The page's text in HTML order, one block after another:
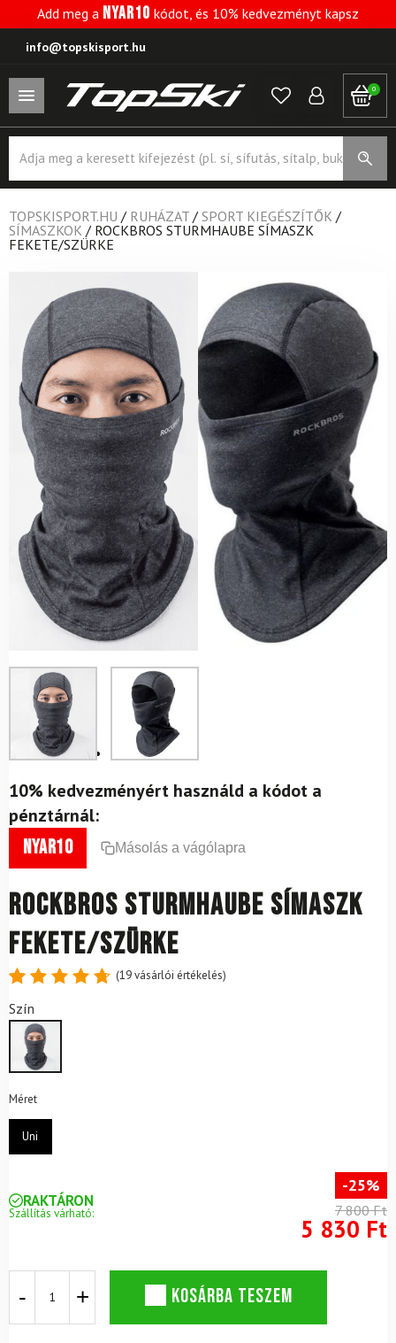
Add meg a NYAR10 kódot, és 10% kedvezményt kapsz
info@topskisport.hu
0
search
TOPSKISPORT.HU / RUHÁZAT / SPORT KIEGÉSZÍTŐK /
SÍMASZKOK / ROCKBROS STURMHAUBE SÍMASZK
FEKETE/SZÜRKE
10% kedvezményért használd a kódot a
pénztárnál:
nyar10 Másolás a vágólapra
ROCKBROS Sturmhaube símaszk
Fekete/Szürke
4.79
5-ből,
értékelés
alapján
(19vásárlói értékelés)
Szín
Méret
Uni
RAKTÁRON
Szállítás várható:
-25%
7 800 Ft
5 830 Ft
Sturmhaube
KOSÁRBA TESZEM